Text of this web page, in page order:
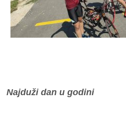
Najduži dan u godini